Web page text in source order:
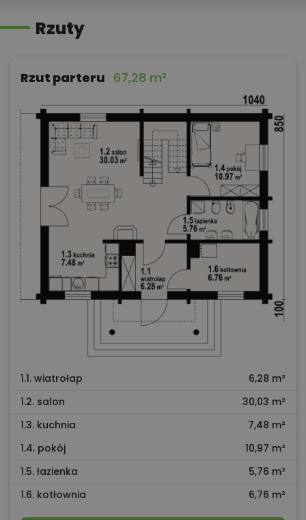
Rzuty
Rzut parteru 67,28 m²
1.1. wiatrołap
6,28 m²
1.2. salon
30,03 m²
1.3. kuchnia
7,48 m²
1.4. pokój
10,97 m²
1.5. łazienka
5,76 m²
1.6. kotłownia
6,76 m²